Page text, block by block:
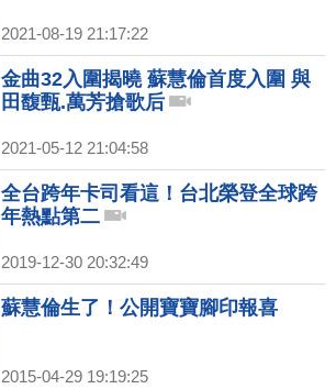
2021-08-19 21:17:22
金曲32入圍揭曉 蘇慧倫首度入圍 與
田馥甄.萬芳搶歌后
2021-05-12 21:04:58
全台跨年卡司看這！台北榮登全球跨
年熱點第二
2019-12-30 20:32:49
蘇慧倫生了！公開寶寶腳印報喜
2015-04-29 19:19:25